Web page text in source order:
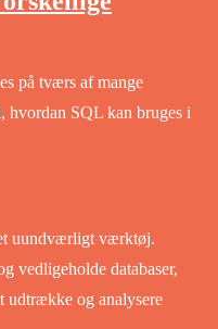
på tværs af mange
hvordan SQL kan bruges i
uundværligt værktøj.
vedligeholde databaser,
udtrække og analysere